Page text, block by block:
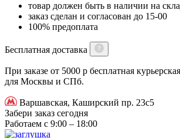
товар должен быть в наличии на
заказ сделан и согласован до 15-00
100% предоплата
Бесплатная доставка
При заказе от 5000 р бесплатная
для Москвы и СПб.
Варшавская, Каширский пр. 23с5
Забери заказ сегодня
Работаем с 9:00 – 18:00